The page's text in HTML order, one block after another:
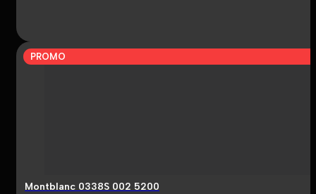
PROMO
Montblanc 0338S 002 5200